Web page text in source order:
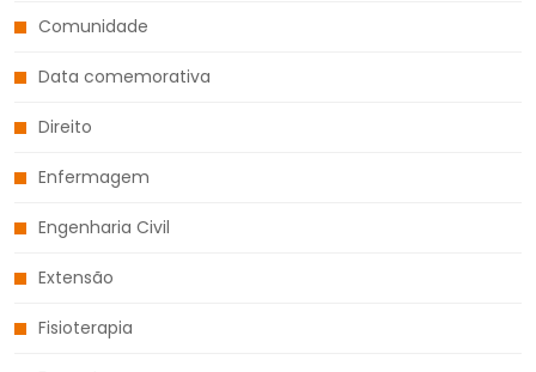
Comunidade
Data comemorativa
Direito
Enfermagem
Engenharia Civil
Extensão
Fisioterapia